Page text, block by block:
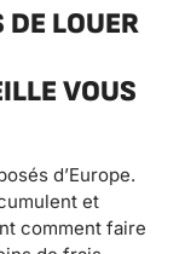
DE LOUER
VOUS
d’Europe.
et
comment faire